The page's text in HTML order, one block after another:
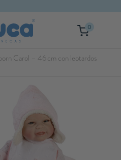
0
Carol – 46 cm con leotardos